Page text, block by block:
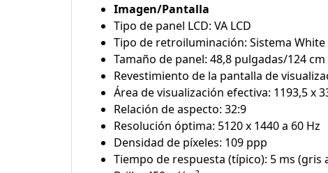
Imagen/Pantalla
Tipo de panel LCD: VA LCD
Tipo de retroiluminación: Sistema White
Tamaño de panel: 48,8 pulgadas/124 cm
Revestimiento de la pantalla de
Área de visualización efectiva: 1193,5 x
Relación de aspecto: 32:9
Resolución óptima: 5120 x 1440 a 60 Hz
Densidad de píxeles: 109 ppp
Tiempo de respuesta (típico): 5 ms (gris